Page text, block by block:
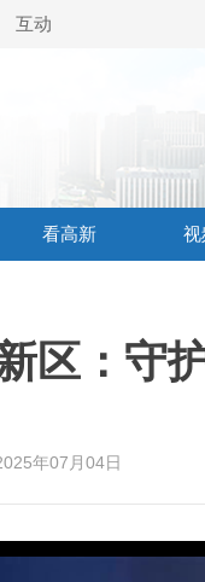
互动
看高新 视
区：守
年07月04日